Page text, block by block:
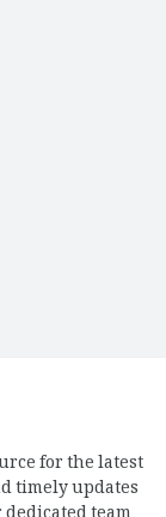
for the latest
timely updates